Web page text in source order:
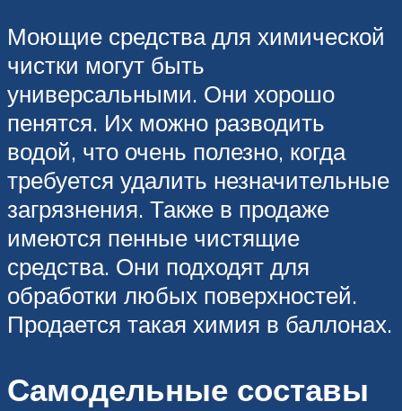
Моющие средства для химической
чистки могут быть
универсальными. Они хорошо
пенятся. Их можно разводить
водой, что очень полезно, когда
требуется удалить незначительные
загрязнения. Также в продаже
имеются пенные чистящие
средства. Они подходят для
обработки любых поверхностей.
Продается такая химия в баллонах.
Самодельные составы